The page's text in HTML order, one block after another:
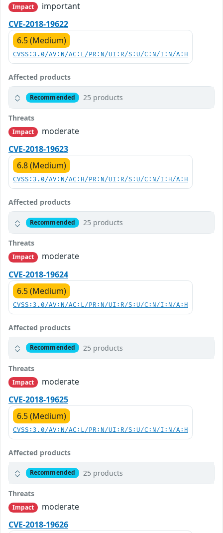
Impact
important
CVE-2018-19622
6.5 (Medium)
CVSS:3.0/AV:N/AC:L/PR:N/UI:R/S:U/C:N/I:N/A:H
Affected products
Recommended 25 products
Threats
Impact
moderate
CVE-2018-19623
6.8 (Medium)
CVSS:3.0/AV:N/AC:H/PR:N/UI:R/S:U/C:N/I:H/A:H
Affected products
Recommended 25 products
Threats
Impact
moderate
CVE-2018-19624
6.5 (Medium)
CVSS:3.0/AV:N/AC:L/PR:N/UI:R/S:U/C:N/I:N/A:H
Affected products
Recommended 25 products
Threats
Impact
moderate
CVE-2018-19625
6.5 (Medium)
CVSS:3.0/AV:N/AC:L/PR:N/UI:R/S:U/C:N/I:N/A:H
Affected products
Recommended 25 products
Threats
Impact
moderate
CVE-2018-19626